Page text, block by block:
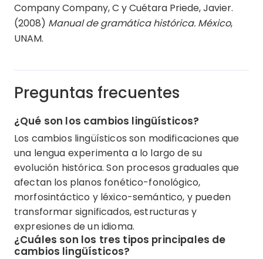
Company Company, C y Cuétara Priede, Javier.
(2008) Manual de gramática histórica. México,
UNAM.
Preguntas frecuentes
¿Qué son los cambios lingüísticos?
Los cambios lingüísticos son modificaciones que
una lengua experimenta a lo largo de su
evolución histórica. Son procesos graduales que
afectan los planos fonético-fonológico,
morfosintáctico y léxico-semántico, y pueden
transformar significados, estructuras y
expresiones de un idioma.
¿Cuáles son los tres tipos principales de
cambios lingüísticos?